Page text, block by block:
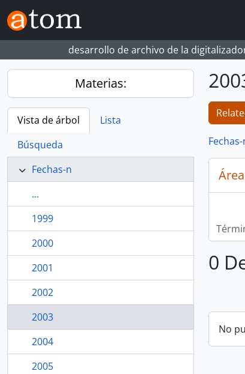
Skip to main content
desarrollo de archivo de la
Materias:
Vista de árbol
Lista
Búsqueda
Fechas-n
...
1999
2000
2001
2002
2003
2004
2005
Fechas-
0
No